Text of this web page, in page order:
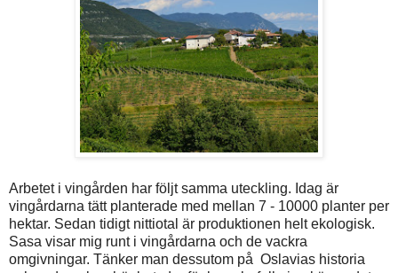
Arbetet i vingården har följt samma uteckling. Idag är
vingårdarna tätt planterade med mellan 7 - 10000 planter per
hektar. Sedan tidigt nittiotal är produktionen helt ekologisk.
Sasa visar mig runt i vingårdarna och de vackra
omgivningar. Tänker man dessutom på Oslavias historia